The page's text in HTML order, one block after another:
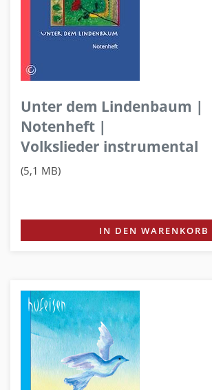
Unter dem Lindenbaum |
Notenheft |
Volkslieder instrumental
(5,1 MB)
IN DEN WARENKORB